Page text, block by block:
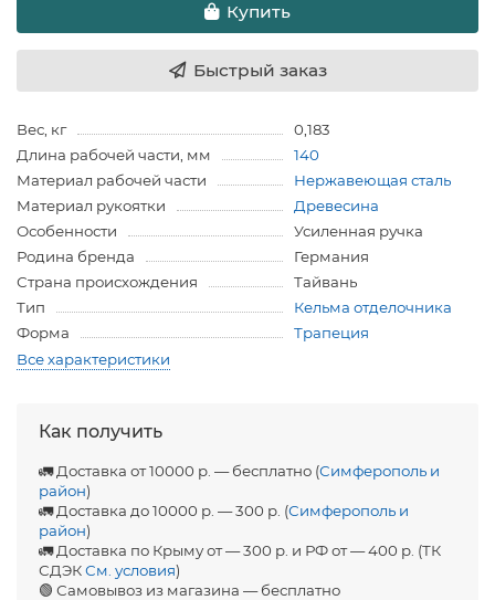
Купить
Быстрый заказ
Вес, кг
0,183
Длина рабочей части, мм
140
Материал рабочей части
Нержавеющая сталь
Материал рукоятки
Древесина
Особенности
Усиленная ручка
Родина бренда
Германия
Страна происхождения
Тайвань
Тип
Кельма отделочника
Форма
Трапеция
Все характеристики
Как получить
🚛 Доставка от 10000 р. — бесплатно (Симферополь и
район)
🚛 Доставка до 10000 р. — 300 р. (Симферополь и
район)
🚛 Доставка по Крыму от — 300 р. и РФ от — 400 р. (ТК
СДЭКСм. условия)
🟢 Самовывоз из магазина — бесплатно